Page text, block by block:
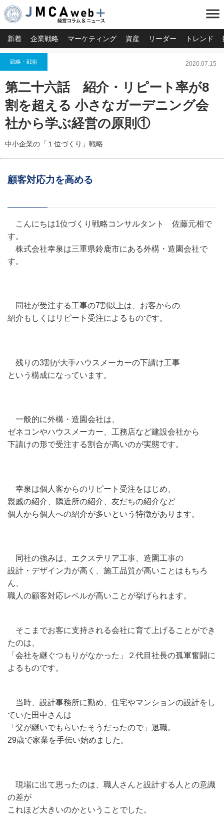
menu
新着 企業戦略 マーケティング 資産 リーダー トレンド
戦略・戦術 2020.07.15
第二十六話 紹介・リピート率が8
割を超える 小さなガーデニング会
社から学ぶ経営の原則①
中小企業の「１位づくり」戦略
顧客対応力を高める
こんにちは1位づくり戦略コンサルタント 佐藤元相で
す。
株式会社幸泉は三重県鈴鹿市にある外構・造園会社で
す。
同社が受注する工事の7割以上は、お客からの
紹介もしくはリピート受注によるものです。
残りの3割が大手ハウスメーカーの下請け工事
という構成になっています。
一般的に外構・造園会社は、
ゼネコンやハウスメーカー、工務店など建設会社から
下請けの形で受注する割合が高いのが実態です。
幸泉は個人客からのリピート受注をはじめ、
親戚の紹介、隣近所の紹介、友だちの紹介など
個人から個人への紹介が多いという特徴があります。
同社の強みは、エクステリア工事、造園工事の
設計・デザイン力が高く、施工品質が高いことはもちろ
ん、
職人の顧客対応レベルが高いことが挙げられます。
そこまでお客に支持される会社に育て上げることができ
たのは、
「会社を継ぐつもりがなかった」２代目社長の孤軍奮闘に
よるものです。
当時、設計事務所に勤め、住宅やマンションの設計をし
ていた田中さんは
「父が継いでもらいたそうだったので」退職。
29歳で家業を手伝い始めました。
現場に出て思ったのは、職人さんと設計する人との意識
の差が
これほど大きいのかということでした。